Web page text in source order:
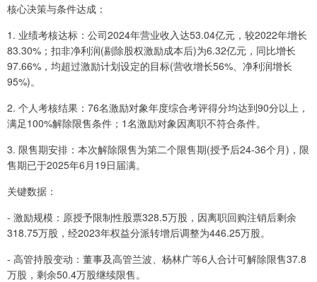
核心决策与条件达成：
1. 业绩考核达标：公司2024年营业收入达53.04亿元，较2022年增长
83.30%；扣非净利润(剔除股权激励成本后)为6.32亿元，同比增长
97.66%，均超过激励计划设定的目标(营收增长56%、净利润增长
95%)。
2. 个人考核结果：76名激励对象年度综合考评得分均达到90分以上，
满足100%解除限售条件；1名激励对象因离职不符合条件。
3. 限售期安排：本次解除限售为第二个限售期(授予后24-36个月)，限
售期已于2025年6月19日届满。
关键数据：
- 激励规模：原授予限制性股票328.5万股，因离职回购注销后剩余
318.75万股，经2023年权益分派转增后调整为446.25万股。
- 高管持股变动：董事及高管兰波、杨林广等6人合计可解除限售37.8
万股，剩余50.4万股继续限售。